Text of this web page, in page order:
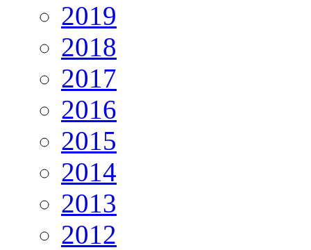
2019
2018
2017
2016
2015
2014
2013
2012